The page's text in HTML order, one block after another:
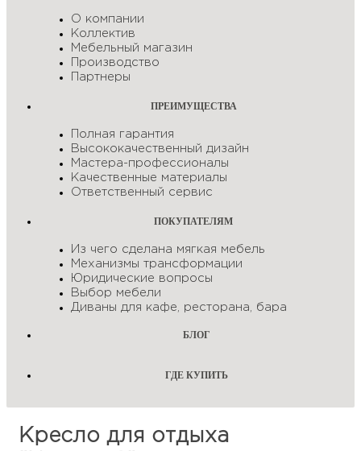
О компании
Коллектив
Мебельный магазин
Производство
Партнеры
ПРЕИМУЩЕСТВА
Полная гарантия
Высококачественный дизайн
Мастера-профессионалы
Качественные материалы
Ответственный сервис
ПОКУПАТЕЛЯМ
Из чего сделана мягкая мебель
Механизмы трансформации
Юридические вопросы
Выбор мебели
Диваны для кафе, ресторана, бара
БЛОГ
ГДЕ КУПИТЬ
Кресло для отдыха